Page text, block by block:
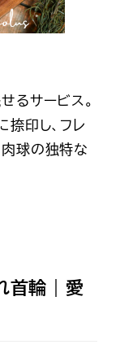
るサービス。
捺印し、フレ
球の独特な
首輪｜愛